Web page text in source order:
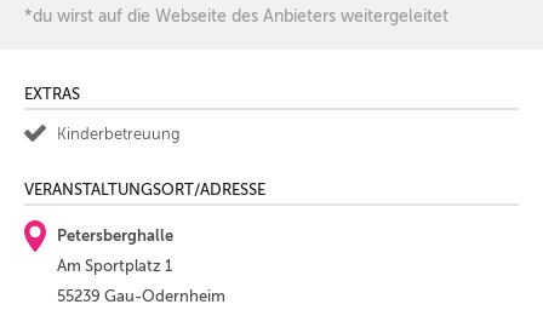
*du wirst auf die Webseite des Anbieters weitergeleitet
EXTRAS
Kinderbetreuung
VERANSTALTUNGSORT/ADRESSE
Petersberghalle
Am Sportplatz 1
55239 Gau-Odernheim